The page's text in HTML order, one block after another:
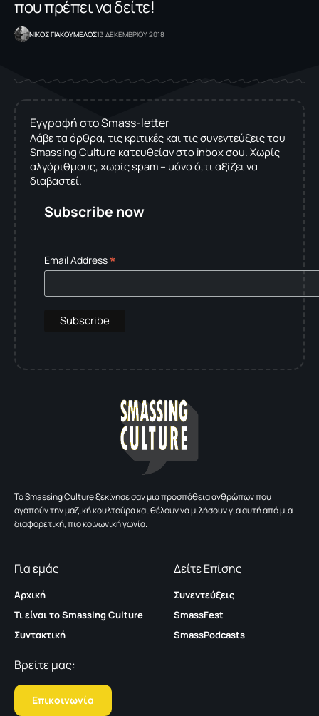
που πρέπει να δείτε!
NΙΚΟΣ ΓΙΑΚΟΥΜΕΛΟΣ13 ΔΕΚΕΜΒΡΙΟΥ 2018
Εγγραφή στο Smass-letter
Λάβε τα άρθρα, τις κριτικές και τις συνεντεύξεις του
Smassing Culture κατευθείαν στο inbox σου. Χωρίς
αλγόριθμους, χωρίς spam – μόνο ό,τι αξίζει να
διαβαστεί.
Subscribe now
Email Address*
To Smassing Culture ξεκίνησε σαν μια προσπάθεια ανθρώπων που
αγαπούν την μαζική κουλτούρα και θέλουν να μιλήσουν για αυτή από μια
διαφορετική, πιο κοινωνική γωνία.
Για εμάς
Αρχική
Τι είναι το Smassing Culture
Συντακτική
Δείτε Επίσης
Συνεντεύξεις
SmassFest
SmassPodcasts
Βρείτε μας:
Επικοινωνία